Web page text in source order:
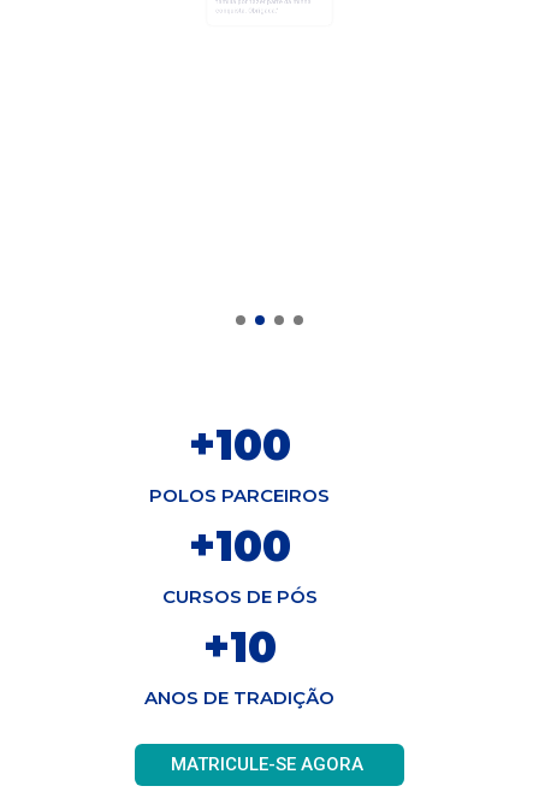
Direito Humanos
+100
POLOS PARCEIROS
+100
CURSOS DE PÓS
+10
ANOS DE TRADIÇÃO
MATRICULE-SE AGORA